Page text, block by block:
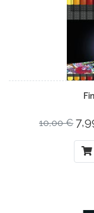
10,00 €